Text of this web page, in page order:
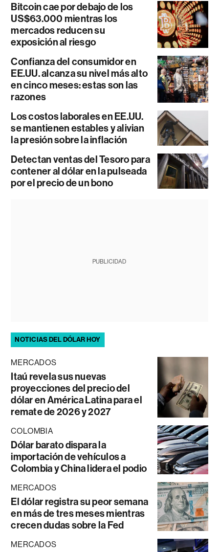
Bitcoin cae por debajo de los
US$63.000 mientras los
mercados reducen su
exposición al riesgo
Confianza del consumidor en
EE.UU. alcanza su nivel más alto
en cinco meses: estas son las
razones
Los costos laborales en EE.UU.
se mantienen estables y alivian
la presión sobre la inflación
Detectan ventas del Tesoro para
contener al dólar en la pulseada
por el precio de un bono
PUBLICIDAD
NOTICIAS DEL DÓLAR HOY
MERCADOS
Itaú revela sus nuevas
proyecciones del precio del
dólar en América Latina para el
remate de 2026 y 2027
COLOMBIA
Dólar barato dispara la
importación de vehículos a
Colombia y China lidera el podio
MERCADOS
El dólar registra su peor semana
en más de tres meses mientras
crecen dudas sobre la Fed
MERCADOS